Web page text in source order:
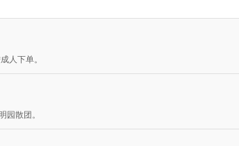
人下单。
园散团。